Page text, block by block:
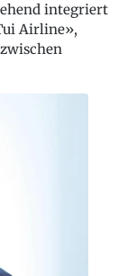
integriert
Airline»,